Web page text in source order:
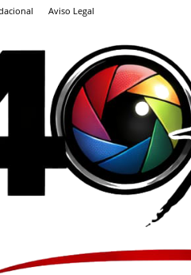
Aviso Legal